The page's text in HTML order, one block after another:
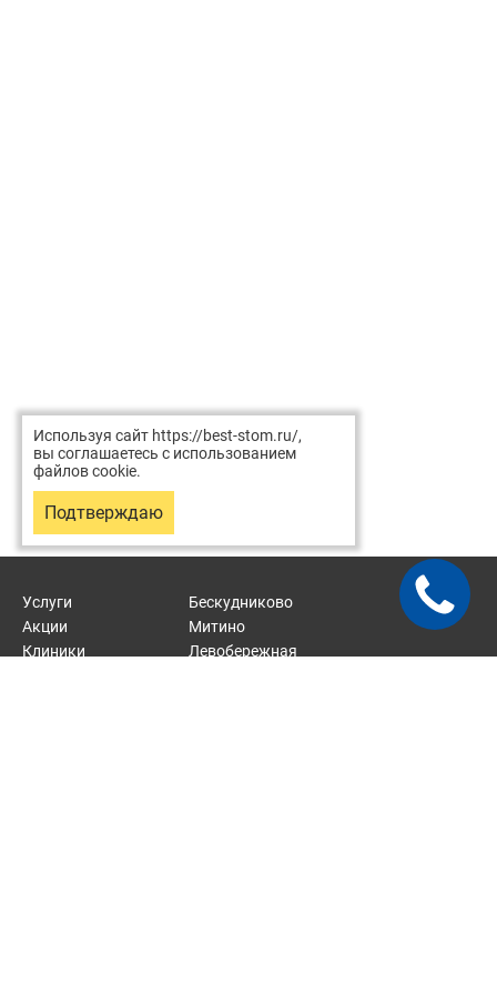
Услуги
Акции
Клиники
Бескудниково
Митино
Левобережная
Используя сайт https://best-stom.ru/,
вы соглашаетесь с использованием
файлов cookie.
Подтверждаю